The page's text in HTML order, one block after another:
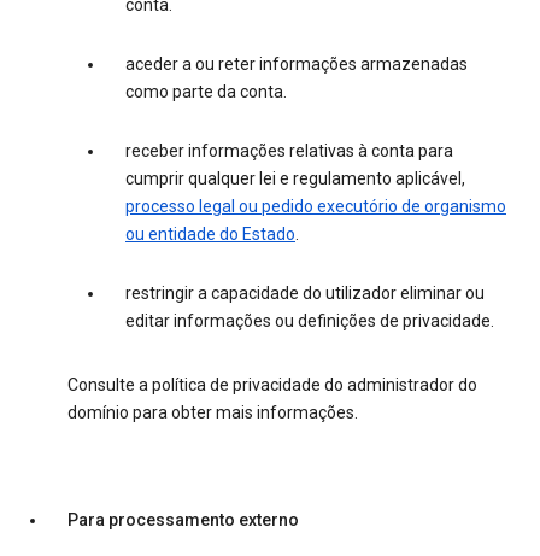
conta.
aceder a ou reter informações armazenadas
como parte da conta.
receber informações relativas à conta para
cumprir qualquer lei e regulamento aplicável,
processo legal ou pedido executório de organismo
ou entidade do Estado.
restringir a capacidade do utilizador eliminar ou
editar informações ou definições de privacidade.
Consulte a política de privacidade do administrador do
domínio para obter mais informações.
Para processamento externo